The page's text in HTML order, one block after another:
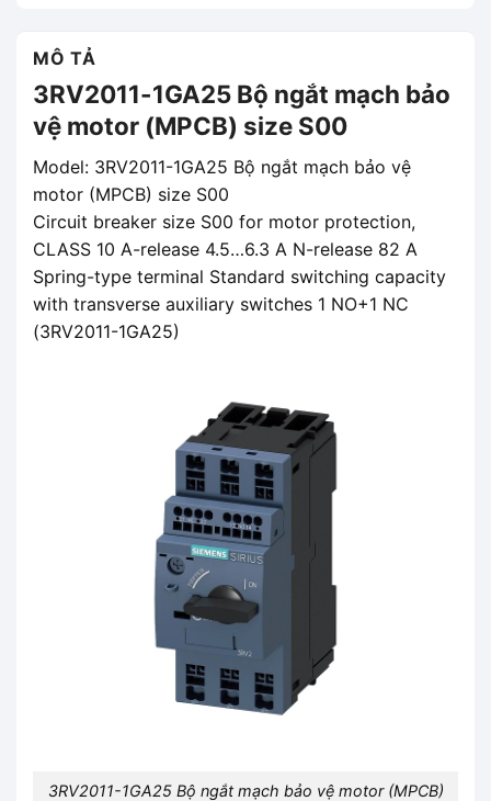
MÔ TẢ
3RV2011-1GA25 Bộ ngắt mạch bảo
vệ motor (MPCB) size S00
Model: 3RV2011-1GA25 Bộ ngắt mạch bảo vệ
motor (MPCB) size S00
Circuit breaker size S00 for motor protection,
CLASS 10 A-release 4.5…6.3 A N-release 82 A
Spring-type terminal Standard switching capacity
with transverse auxiliary switches 1 NO+1 NC
(3RV2011-1GA25)
3RV2011-1GA25 Bộ ngắt mạch bảo vệ motor (MPCB)